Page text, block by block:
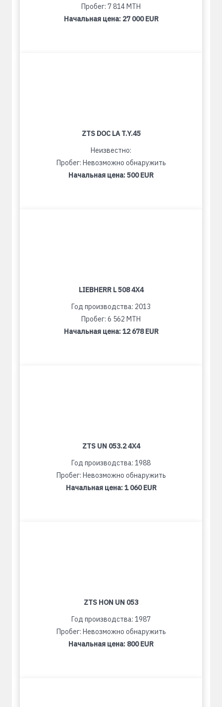
Пробег: 7 814 MTH
Начальная цена: 27 000 EUR
ZTS DOC LA T.Y.45
Неизвестно:
Пробег: Невозможно обнаружить
Начальная цена:500 EUR
LIEBHERR L 508 4X4
Год производства: 2013
Пробег: 6 562 MTH
Начальная цена:12 678 EUR
ZTS UN 053.2 4X4
Год производства: 1988
Пробег: Невозможно обнаружить
Начальная цена:1 060 EUR
ZTS HON UN 053
Год производства: 1987
Пробег: Невозможно обнаружить
Начальная цена: 800 EUR